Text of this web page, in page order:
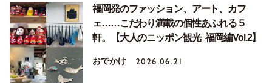
福岡発のファッション、アート、カフ
ェ……こだわり満載の個性あふれる５
軒。【大人のニッポン観光_福岡編Vol.2】
おでかけ 2026.06.21